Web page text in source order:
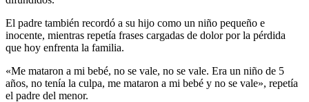
El padre también recordó a su hijo como un niño pequeño e
inocente, mientras repetía frases cargadas de dolor por la pérdida
que hoy enfrenta la familia.
«Me mataron a mi bebé, no se vale, no se vale. Era un niño de 5
años, no tenía la culpa, me mataron a mi bebé y no se vale», repetía
el padre del menor.